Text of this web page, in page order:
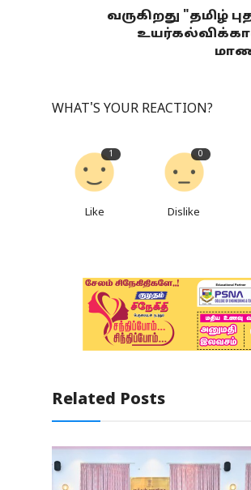
வருகிறது "தமிழ்
WHAT'S YOUR REACTION?
1
Like
0
Dislike
Related Posts